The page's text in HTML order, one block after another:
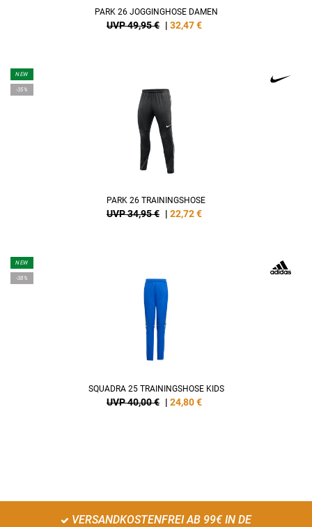
PARK 26 JOGGINGHOSE DAMEN
UVP 49,95 € | 32,47€
NEW
-35%
PARK 26 TRAININGSHOSE
UVP 34,95 € | 22,72€
NEW
-38%
SQUADRA 25 TRAININGSHOSE KIDS
UVP 40,00 € | 24,80€
VERSANDKOSTENFREI AB 99€ IN DE